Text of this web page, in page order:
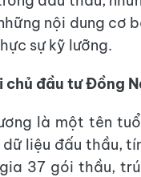
nội dung cơ
sự kỹ lưỡng.
chủ đầu tư Đồng
là một tên
liệu đấu thầu,
37 gói thầu,